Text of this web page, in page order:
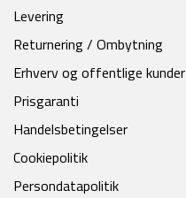
Levering
Returnering / Ombytning
Erhverv og offentlige kunder
Prisgaranti
Handelsbetingelser
Cookiepolitik
Persondatapolitik